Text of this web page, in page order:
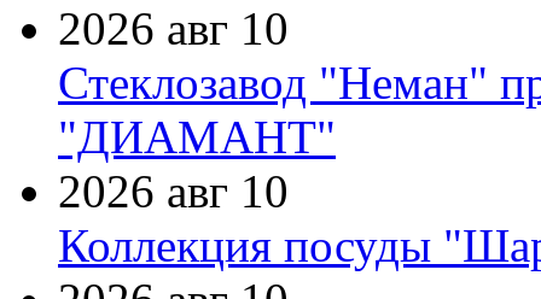
2026 авг 10
Стеклозавод "Неман"
"ДИАМАНТ"
2026 авг 10
Коллекция посуды